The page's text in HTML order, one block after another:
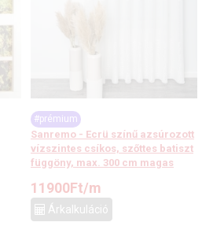
#prémium
Sanremo - Ecrü színű azsúrozott
vízszintes csíkos, szőttes batiszt
függöny, max. 300 cm magas
11900Ft/m
Árkalkuláció